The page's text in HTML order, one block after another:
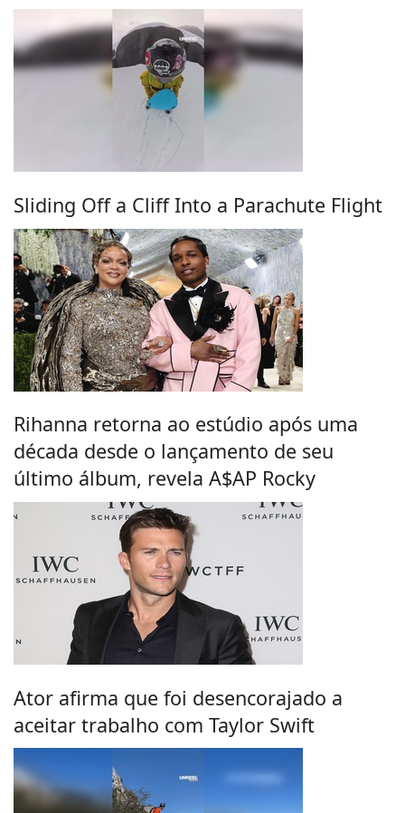
Sliding Off a Cliff Into a Parachute Flight
Rihanna retorna ao estúdio após uma
década desde o lançamento de seu
último álbum, revela A$AP Rocky
Ator afirma que foi desencorajado a
aceitar trabalho com Taylor Swift